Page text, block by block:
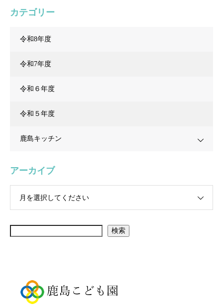
カテゴリー
令和8年度
令和7年度
令和６年度
令和５年度
鹿島キッチン
アーカイブ
月を選択してください
検索